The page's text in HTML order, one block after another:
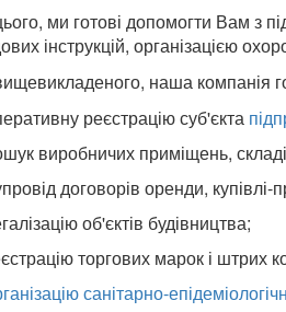
ми готові допомогти Вам з
інструкцій, організацією
наша компанія
реєстрацію суб'єкта
виробничих приміщень,
договорів оренди,
об'єктів будівництва;
торгових марок і штрих
санітарно-